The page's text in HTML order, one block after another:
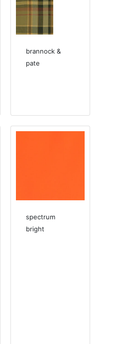
brannock &
pate
spectrum
bright